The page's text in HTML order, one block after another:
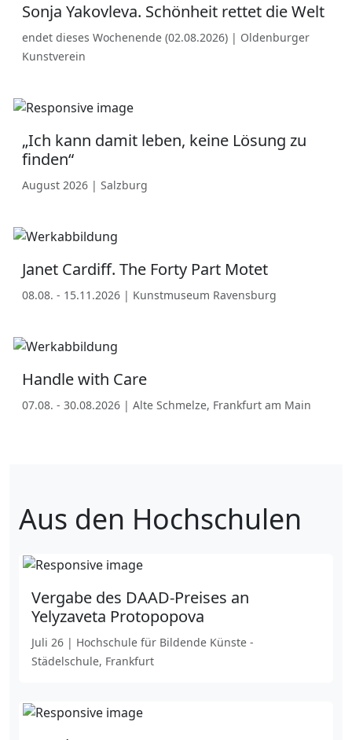
Sonja Yakovleva. Schönheit rettet die Welt
endet dieses Wochenende (02.08.2026) | Oldenburger
Kunstverein
„Ich kann damit leben, keine Lösung zu
finden“
August 2026 | Salzburg
Janet Cardiff. The Forty Part Motet
08.08. - 15.11.2026 | Kunstmuseum Ravensburg
Handle with Care
07.08. - 30.08.2026 | Alte Schmelze, Frankfurt am Main
Aus den Hochschulen
Vergabe des DAAD-Preises an
Yelyzaveta Protopopova
Juli 26 | Hochschule für Bildende Künste -
Städelschule, Frankfurt